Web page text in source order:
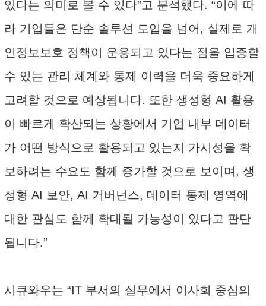
있다는 의미로 볼 수 있다”고 분석했다. “이에 따
라 기업들은 단순 솔루션 도입을 넘어, 실제로 개
인정보보호 정책이 운용되고 있다는 점을 입증할
수 있는 관리 체계와 통제 이력을 더욱 중요하게
고려할 것으로 예상됩니다. 또한 생성형 AI 활용
이 빠르게 확산되는 상황에서 기업 내부 데이터
가 어떤 방식으로 활용되고 있는지 가시성을 확
보하려는 수요도 함께 증가할 것으로 보이며, 생
성형 AI 보안, AI 거버넌스, 데이터 통제 영역에
대한 관심도 함께 확대될 가능성이 있다고 판단
됩니다.”
시큐와우는 “IT 부서의 실무에서 이사회 중심의